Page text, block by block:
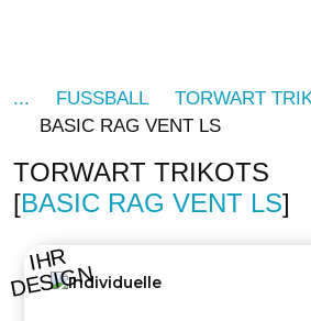
FUSSBALL
TORWART
BASIC RAG VENT LS
TORWART TRIKOTS
BASIC RAG VENT LS
IHR
DESIGN